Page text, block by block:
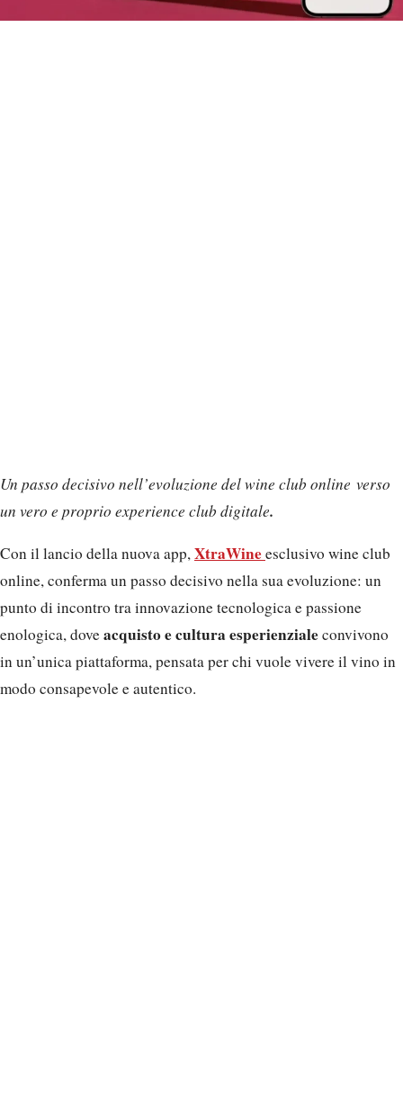
Un passo decisivo nell’evoluzione del wine club online verso
un vero e proprio experience club digitale.
Con il lancio della nuova app,XtraWineesclusivo wine club
online, conferma un passo decisivo nella sua evoluzione: un
punto di incontro tra innovazione tecnologica e passione
enologica, doveacquisto e cultura esperienzialeconvivono
in un’unica piattaforma, pensata per chi vuole vivere il vino in
modo consapevole e autentico.